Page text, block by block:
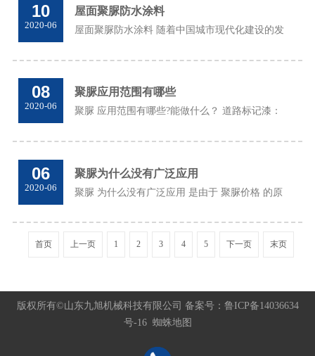
增...
10
2020-06
屋面聚脲防水涂料
屋面聚脲防水涂料 随着中国城市现代化建设的发
个好的屋顶防水工程非常重要，屋面 聚脲 防水
物...
08
2020-06
聚脲应用范围有哪些
聚脲 应用范围有哪些?能做什么？ 道路标记漆：
脊，箭头，文字等。 化学保护：石油，化学储罐
所...
06
2020-06
聚脲为什么没有广泛应用
聚脲 为什么没有广泛应用 是由于 聚脲价格 的原
一种新型的通用涂料技术，被称为20世纪晚期涂
料和涂料技术领域的大发现，即喷涂聚脲弹性
首页 上一页 1 2 3 4 5 下一页 末页
版权所有©山东九旭机械科技有限公司 备案号： 鲁ICP备14036634
号-16 蜘蛛地图